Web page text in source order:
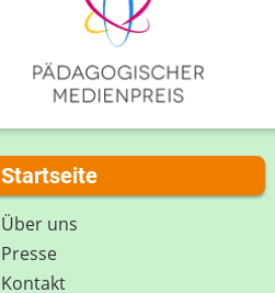
Startseite
Über uns
Presse
Kontakt